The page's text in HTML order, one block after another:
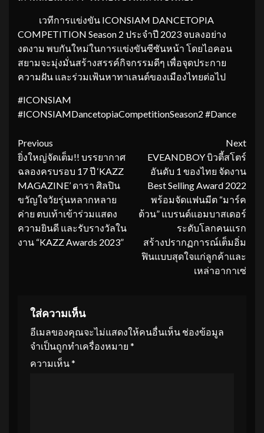
เวทีการแข่งขัน ICONSIAM DANCETOPIA
COMPETITION Season 2 ประจำปี 2023 จบลงอย่าง
งดงาม พบกันใหม่ในการแข่งขันซีซันหน้า โดยไอคอน
สยามจะมุ่งมั่นสร้างสรรค์กิจกรรมดีๆ เพื่อจุดประกาย
ความฝัน และร่วมเฟ้นหาทาเลนต์ของเมืองไทยต่อไป
#ICONSIAM
#ICONSIAMDancetopiaCompetitionSeason2 #Dance
Continue
Reading
Previous
ยิ่งใหญ่จัดเต็ม!! บรรยากาศ
ฉลองครบรอบ 17 ปี ‘KAZZ
MAGAZINE’ ดารา ศิลปิน
ขวัญใจวัยรุ่นหลากหลาย
ค่าย ตบเท้าเข้าร่วมแสดง
ความยินดี และรับรางวัลใน
งาน “KAZZ Awards 2023”
Next
EVEANDBOY บิวตี้สโตร์
อันดับ 1 ของไทย จัดงาน
Best Selling Award 2022
พร้อมจัดแฟนมีต “มาร์ค
ต้วน” แบรนด์แอมบาสเดอร์
ระดับโลกคนแรก
สร้างปรากฏการณ์เต็มอิ่ม
ฟินแบบสุดใจแก่ลูกค้าและ
เหล่าอากาเซ่
ใส่ความเห็น
อีเมลของคุณจะไม่แสดงให้คนอื่นเห็น ช่องข้อมูล
จำเป็นถูกทำเครื่องหมาย *
ความเห็น*